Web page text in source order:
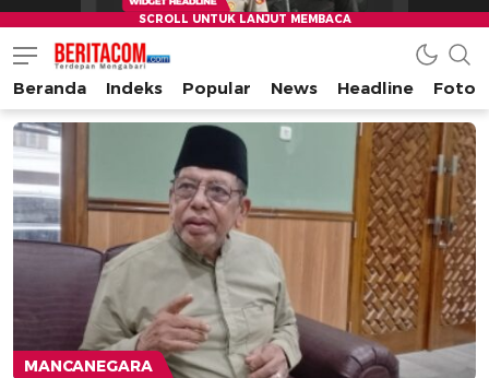
beritacom.com
bestnews
Beranda Indeks Popular News Headline Foto
MANCANEGARA